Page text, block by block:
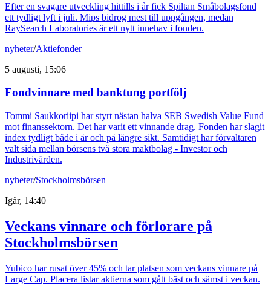
Efter en svagare utveckling hittills i år fick Spiltan Småbolagsfond
ett tydligt lyft i juli. Mips bidrog mest till uppgången, medan
RaySearch Laboratories är ett nytt innehav i fonden.
nyheter/Aktiefonder
5 augusti, 15:06
Fondvinnare med banktung portfölj
Tommi Saukkoriipi har styrt nästan halva SEB Swedish Value Fund
mot finanssektorn. Det har varit ett vinnande drag. Fonden har slagit
index tydligt både i år och på längre sikt. Samtidigt har förvaltaren
valt sida mellan börsens två stora maktbolag - Investor och
Industrivärden.
nyheter/Stockholmsbörsen
Igår, 14:40
Veckans vinnare och förlorare på
Stockholmsbörsen
Yubico har rusat över 45% och tar platsen som veckans vinnare på
Large Cap. Placera listar aktierna som gått bäst och sämst i veckan.